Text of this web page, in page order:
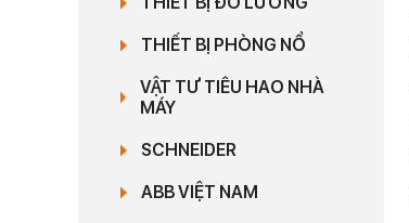
THIẾT BỊ PHÒNG NỔ
VẬT TƯ TIÊU HAO NHÀ
MÁY
SCHNEIDER
ABB VIỆT NAM